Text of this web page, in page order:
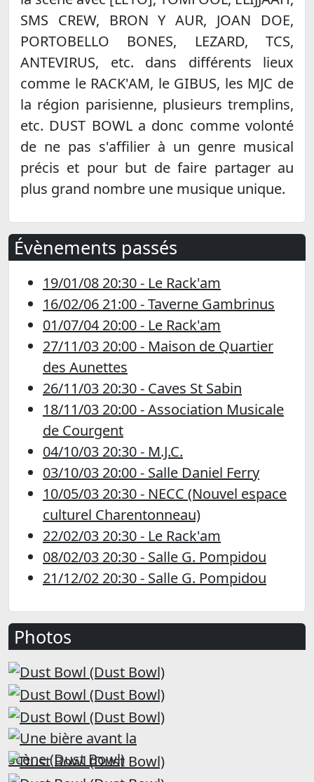
SMS CREW, BRON Y AUR, JOAN DOE,
PORTOBELLO BONES, LEZARD, TCS,
ANTEVIRUS, etc. dans différents lieux
comme le RACK'AM, le GIBUS, les MJC de
la région parisienne, plusieurs tremplins,
etc. DUST BOWL a donc comme volonté
de ne pas s'affilier à un genre musical
précis et pour but de faire partager au
plus grand nombre une musique unique.
Évènements passés
19/01/08 20:30 - Le Rack'am
16/02/06 21:00 - Taverne Gambrinus
01/07/04 20:00 - Le Rack'am
27/11/03 20:00 - Maison de Quartier
des Aunettes
26/11/03 20:30 - Caves St Sabin
18/11/03 20:00 - Association Musicale
de Courgent
04/10/03 20:30 - M.J.C.
03/10/03 20:00 - Salle Daniel Ferry
10/05/03 20:30 - NECC (Nouvel espace
culturel Charentonneau)
22/02/03 20:30 - Le Rack'am
08/02/03 20:30 - Salle G. Pompidou
21/12/02 20:30 - Salle G. Pompidou
Photos